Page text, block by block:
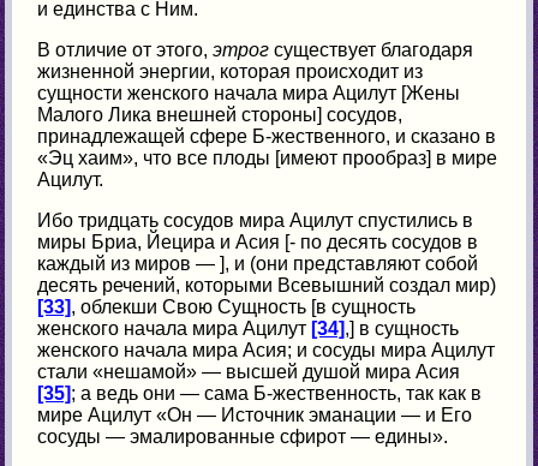
и единства с Ним.
В отличие от этого,этрог существует благодаря
жизненной энергии, которая происходит из
сущности женского начала мира Ацилут [Жены
Малого Лика внешней стороны] сосудов,
принадлежащей сфере Б-жественного, и сказано в
«Эц хаим», что все плоды [имеют прообраз] в мире
Ацилут.
Ибо тридцать сосудов мира Ацилут спустились в
миры Бриа, Йецира и Асия [- по десять сосудов в
каждый из миров — ], и (они представляют собой
десять речений, которыми Всевышний создал мир)
[33], облекши Свою Сущность [в сущность
женского начала мира Ацилут [34],] в сущность
женского начала мира Асия; и сосуды мира Ацилут
стали «нешамой» — высшей душой мира Асия
[35]; а ведь они — сама Б-жественность, так как в
мире Ацилут «Он — Источник эманации — и Его
сосуды — эмалированные сфирот — едины».